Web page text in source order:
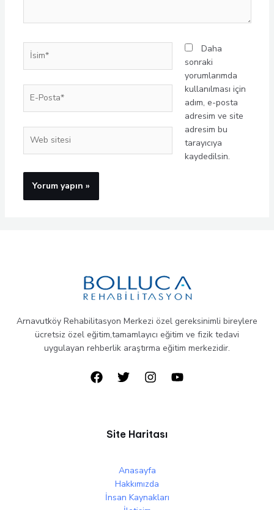
İsim*
Posta*
sitesi
Daha
sonraki
yorumlarımda
kullanılması için
adım, e-posta
adresim ve site
adresim bu
tarayıcıya
kaydedilsin.
Arnavutköy Rehabilitasyon Merkezi özel gereksinimli bireylere
ücretsiz özel eğitim,tamamlayıcı eğitim ve fizik tedavi
uygulayan rehberlik araştırma eğitim merkezidir.
Site Haritası
Anasayfa
Hakkımızda
İnsan Kaynakları